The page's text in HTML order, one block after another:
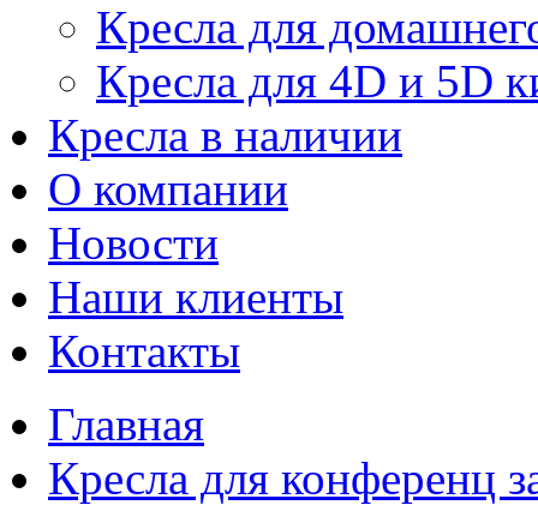
Кресла для
Кресла для 4D и 5D
Кресла в наличии
О компании
Новости
Наши клиенты
Контакты
Главная
Кресла для конференц